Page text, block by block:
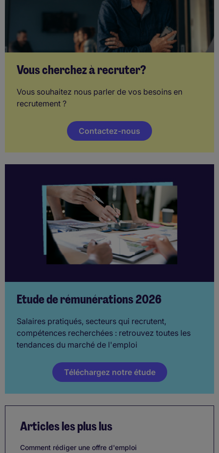
Vous cherchez à recruter?
Vous souhaitez nous parler de vos besoins en
recrutement ?
Contactez-nous
Etude de rémunérations 2026
Salaires pratiqués, secteurs qui recrutent,
compétences recherchées : retrouvez toutes les
tendances du marché de l'emploi
Téléchargez notre étude
Articles les plus lus
Comment rédiger une offre d'emploi